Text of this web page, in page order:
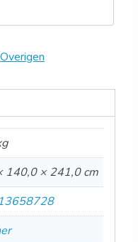
Overigen
140,0 × 241,0 cm